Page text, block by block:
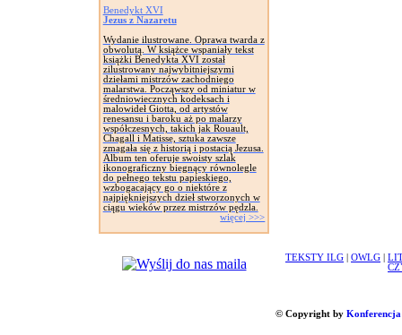
Benedykt XVI
Jezus z Nazaretu
Wydanie ilustrowane. Oprawa twarda z
obwolutą. W książce wspaniały tekst
książki Benedykta XVI został
zilustrowany najwybitniejszymi
dziełami mistrzów zachodniego
malarstwa. Począwszy od miniatur w
średniowiecznych kodeksach i
malowideł Giotta, od artystów
renesansu i baroku aż po malarzy
współczesnych, takich jak Rouault,
Chagall i Matisse, sztuka zawsze
zmagała się z historią i postacią Jezusa.
Album ten oferuje swoisty szlak
ikonograficzny biegnący równolegle
do pełnego tekstu papieskiego,
wzbogacający go o niektóre z
najpiękniejszych dzieł stworzonych w
ciągu wieków przez mistrzów pędzla.
więcej >>>
TEKSTY ILG OWLG
© Copyright by Konferencja